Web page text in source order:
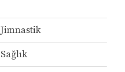
Jimnastik
Sağlık